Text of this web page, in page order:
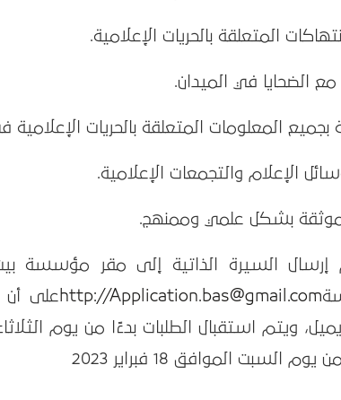
المتعلقة بالحريات الإعلامية.
مع الضحايا في الميدان.
المعلومات المتعلقة بالحريات
الإعلام والتجمعات الإعلامية.
بشكل علمي وممنهج.
إرسال السيرة الذاتية إلى مقر مؤسسة بيت
http://Application.bas@gmail.com على أن